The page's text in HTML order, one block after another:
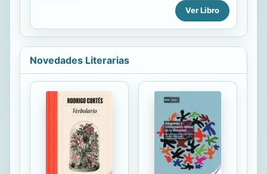
que el mundo se va a acabar. ¡La
buena es que los Tipos Malos están
aquí para salvarlo! Puede ser que
tengan que "pedir prestado" un
cohete, y que haya algo
espaciales, y que el Sr. Piraña haya
comido demasiaaados burritos.
Sobrevivir a esta misión puede ser
solo un pequeño paso para el
hombre, pero es un paso enorme
para los Tipos Malos.The bad news?
The world is ending. The good
news? The Bad Guys are back to
Ver Libro
Novedades Literarias